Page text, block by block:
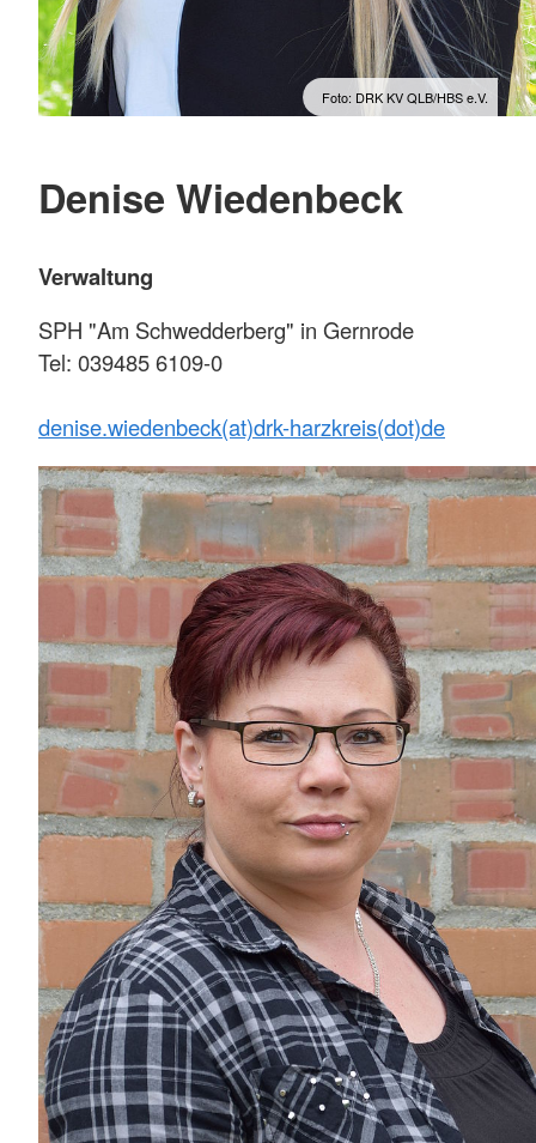
Foto: DRK KV QLB/HBS e.V.
Denise Wiedenbeck
Verwaltung
SPH "Am Schwedderberg" in Gernrode
Tel: 039485 6109-0
denise.wiedenbeck(at)drk-harzkreis(dot)de